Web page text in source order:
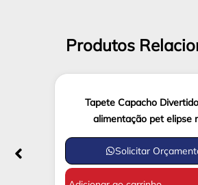
Produtos
Tapete Capacho
alimentação pet elipse
Solicitar